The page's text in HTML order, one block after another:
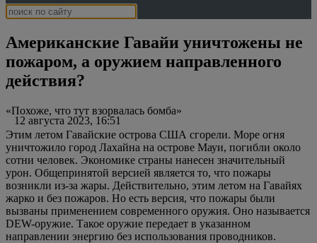
Американские Гавайи уничтожены не
пожаром, а оружием направленного
действия?
12 августа 2023, 16:51
«Похоже, что тут взорвалась бомба»
Этим летом Гавайские острова США сгорели. Море огня
уничтожило город Лахайна на острове Мауи, погибли около
сотни человек. Экономике страны нанесен значительный
урон. Общепринятой версией является то, что пожары
возникли из-за жары. Действительно, этим летом на Гавайях
жарко и без пожаров. Но есть версия, что пожары были
вызваны применением современного оружия. Оно называется
DEW-оружие. Такое оружие передает в указанном
направлении энергию без использования проводников.